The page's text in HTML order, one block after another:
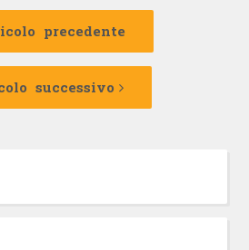
precedente
Articolo
successivo
Articolo